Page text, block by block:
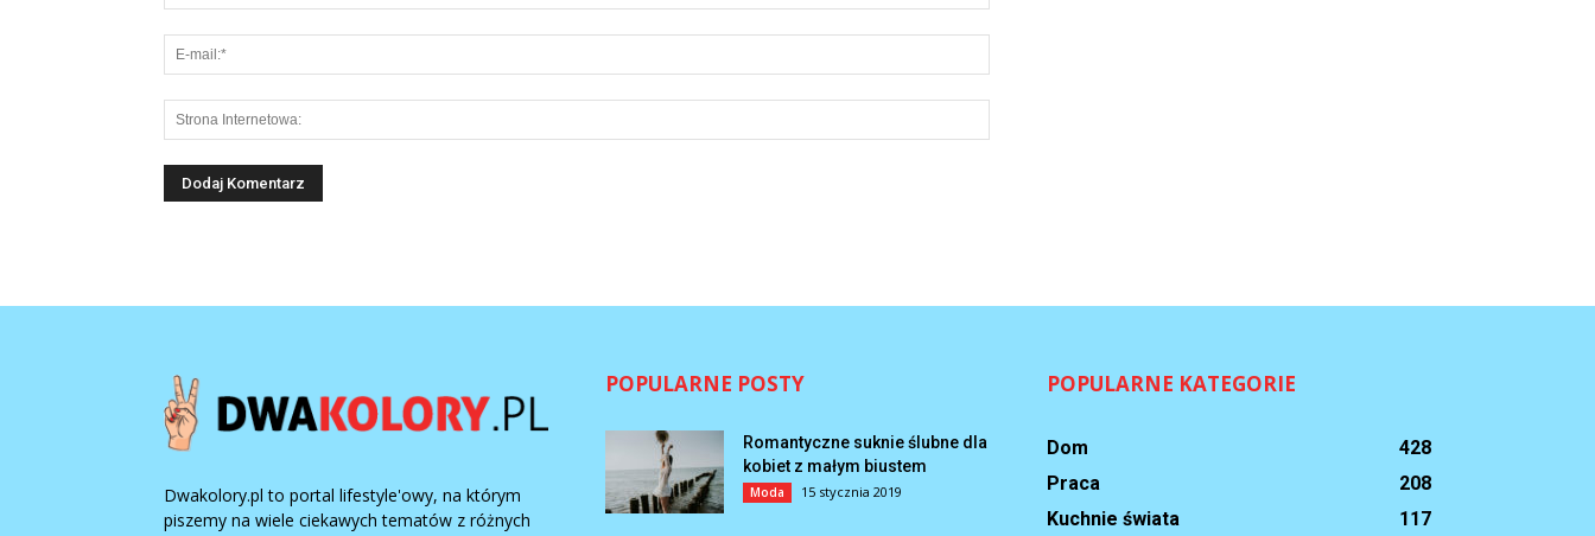
Dwakolory.pl to portal lifestyle'owy, na którym
piszemy na wiele ciekawych tematów z różnych
POPULARNE POSTY
Romantyczne suknie ślubne dla
kobiet z małym biustem
Moda 15 stycznia 2019
POPULARNE KATEGORIE
Dom
428
Praca
208
Kuchnie świata
117